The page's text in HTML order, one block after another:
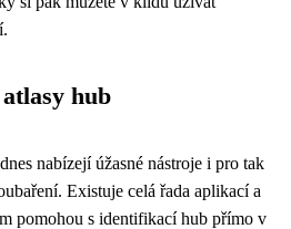
hub
nabízejí úžasné nástroje i pro tak
Existuje celá řada aplikací a
pomohou s identifikací hub přímo v